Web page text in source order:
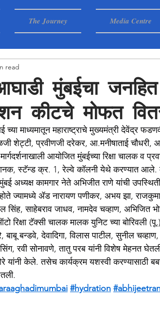
The Journey Media Centre
मुंबईचा
कीटचे मोफत
read
च्या माध्यमातून महाराष्ट्राचे मुख्यमंत्री देवेंद्र
शेट्टी, प्रवीणजी दरेकर, आ.मनीषाताई चौधरी,
आयोजित मुंबईच्या रिक्षा चालक व
स्टॅन्ड क्र. 1, रेल्वे कॉलनी येथे करण्यात आले.
अध्यक्ष कामगार नेते अभिजीत राणे यांची
ज्यामध्ये ॲड नारायण पणीकर, अभय झा,
सिंह, साहेबराव जाधव, नामदेव चव्हाण, अभिजित
रिक्षा टॅक्सी चालक मालक युनिट च्या बोरिवली
बाबू बन्डवे, देवादिगा, विलास पाटील, सुनील
रवी सोनावणे, तातु परब यांनी विशेष मेहनत
यांनी केले. तसेच कार्यक्रम यशस्वी
#hydration